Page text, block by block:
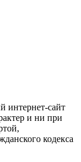
интернет-сайт
и ни при
кодекса